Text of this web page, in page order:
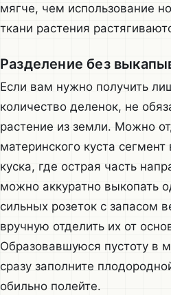
мягче, чем использование
ткани растения
Разделение без
Если вам нужно получить
количество деленок, не
растение из земли. Можно
материнского куста
куска, где острая часть
можно аккуратно выкопать
сильных розеток с запасом
вручную отделить их от
Образовавшуюся пустоту в
сразу заполните
обильно полейте.